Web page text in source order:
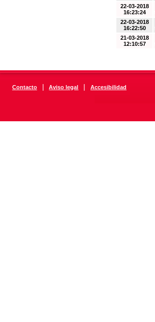
22-03-2018
16:23:24
22-03-2018
16:22:50
21-03-2018
12:10:57
Contacto | Aviso legal | Accesibilidad